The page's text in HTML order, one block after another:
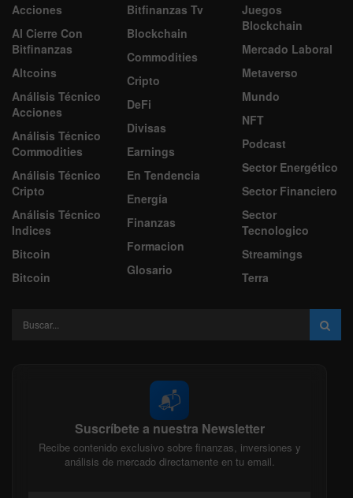
Acciones
Al Cierre Con
Bitfinanzas
Altcoins
Análisis Técnico
Acciones
Análisis Técnico
Commodities
Análisis Técnico
Cripto
Análisis Técnico
Indices
Bitcoin
Bitcoin
Bitfinanzas Tv
Blockchain
Commodities
Cripto
DeFi
Divisas
Earnings
En Tendencia
Energía
Finanzas
Formacion
Glosario
Juegos
Blockchain
Mercado Laboral
Metaverso
Mundo
NFT
Podcast
Sector Energético
Sector Financiero
Sector
Tecnologico
Streamings
Terra
📬
Suscríbete a nuestra Newsletter
Recibe contenido exclusivo sobre finanzas, inversiones y
análisis de mercado directamente en tu email.